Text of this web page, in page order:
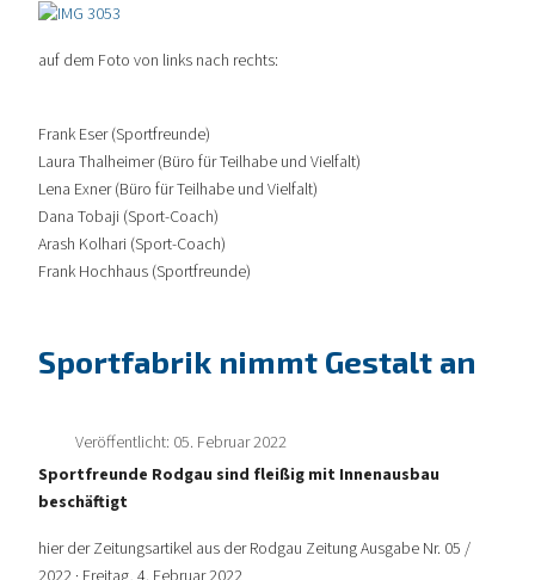
auf dem Foto von links nach rechts:
Frank Eser (Sportfreunde)
Laura Thalheimer (Büro für Teilhabe und Vielfalt)
Lena Exner (Büro für Teilhabe und Vielfalt)
Dana Tobaji (Sport-Coach)
Arash Kolhari (Sport-Coach)
Frank Hochhaus (Sportfreunde)
Sportfabrik nimmt Gestalt an
Veröffentlicht: 05. Februar 2022
Sportfreunde Rodgau sind fleißig mit Innenausbau
beschäftigt
hier der Zeitungsartikel aus der Rodgau Zeitung Ausgabe Nr. 05 /